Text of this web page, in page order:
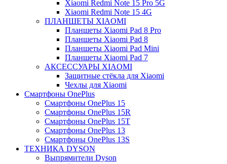
Xiaomi Redmi Note 15 Pro 5G
Xiaomi Redmi Note 15 4G
ПЛАНШЕТЫ XIAOMI
Планшеты Xiaomi Pad 8 Pro
Планшеты Xiaomi Pad 8
Планшеты Xiaomi Pad Mini
Планшеты Xiaomi Pad 7
АКСЕССУАРЫ XIAOMI
Защитные стёкла для Xiaomi
Чехлы для Xiaomi
Смартфоны OnePlus
Смартфоны OnePlus 15
Смартфоны OnePlus 15R
Смартфоны OnePlus 15T
Смартфоны OnePlus 13
Смартфоны OnePlus 13S
ТЕХНИКА DYSON
Выпрямители Dyson